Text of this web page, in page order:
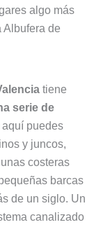
algo más
Albufera de
tiene
serie de
puedes
y juncos,
costeras
barcas
de un siglo. Un
canalizado